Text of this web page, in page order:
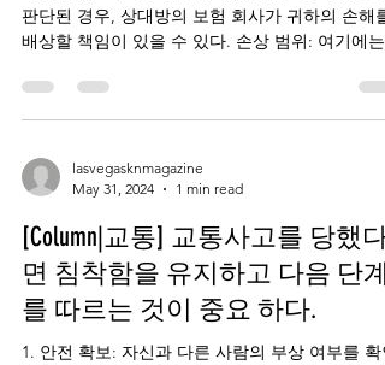
판단된 경우, 상대방의 보험 회사가 귀하의 손해를
배상할 책임이 있을 수 있다. 손상 범위: 여기에는
실, 통증 및 고통)가 모두 포함된다....
lasvegasknmagazine
May 31, 2024
1 min read
[Column|교통] 교통사고를 당했다
면 침착함을 유지하고 다음 단계
를 따르는 것이 중요 하다.
1. 안전 확보: 자신과 다른 사람의 부상 여부를 확